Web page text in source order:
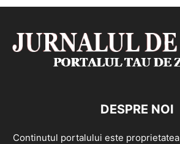
DESPRE NOI
Continutul portalului este proprietatea